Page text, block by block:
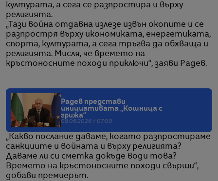
културата, а сега се разпростира и върху
религията.
„Тази война отдавна излезе извън окопите и се
разпростря върху икономиката, енергетиката,
спорта, културата, а сега тръгва да обхваща и
религията. Мисля, че времето на
кръстоносните походи приключи“, заяви Радев.
Радев представи
инициативата „Кошница с
грижа“
08.06.2026 / 07:00
„Какво послание даваме, когато разпростираме
санкциите и войната и върху религията?
Даваме ли си сметка докъде води това?
Времето на кръстоносните походи свърши“,
добави премиерът.